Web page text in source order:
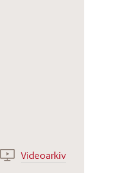
Videoarkiv